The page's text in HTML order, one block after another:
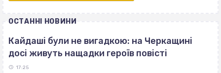
ОСТАННІ НОВИНИ
Кайдаші були не вигадкою: на Черкащині
досі живуть нащадки героїв повісті
17:25